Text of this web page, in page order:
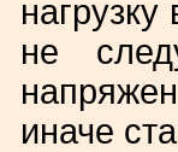
не
иначе